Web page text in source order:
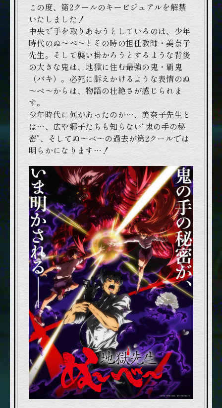
この度、第2クールのキービジュアルを解禁
いたしました！
中央で手を取りあおうとしているのは、少年
時代のぬ～べ～とその時の担任教師・美奈子
先生。そして襲い掛かろうとするような背後
の大きな鬼は、地獄に住む最強の鬼・覇鬼
（バキ）。必死に訴えかけるような表情のぬ
～べ～からは、物語の壮絶さが感じられま
す。
少年時代に何があったのか…、美奈子先生と
は…、広や郷子たちも知らない“鬼の手の秘
密”、そしてぬ～べ～の過去が第2クールでは
明らかになります…！